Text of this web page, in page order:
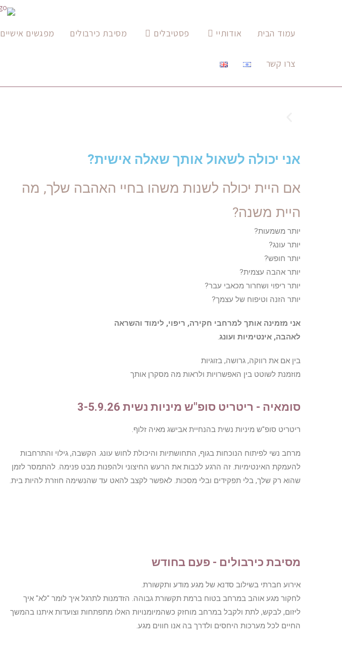
עמוד הבית אודותיי פסטיבלים מסיבת כירבולים מפגשים אישיים
צרו קשר
אני יכולה לשאול אותך שאלה אישית?
אם היית יכולה לשנות משהו בחיי האהבה שלך, מה
היית משנה?
יותר משמעות?
יותר עונג?
יותר חופש?
יותר אהבה עצמית?
יותר ריפוי ושחרור מכאבי עבר?
יותר הזנה וטיפוח של עצמך?
אני מזמינה אותך למרחבי חקירה, ריפוי, לימוד והשראה
לאהבה, אינטימיות ועונג.
בין אם את רווקה, גרושה, בזוגיות
מוזמנת לשוטט בין האפשרויות ולראות מה מסקרן אותך
סומאיה - ריטריט סופ"ש מיניות נשית 3-5.9.26
ריטריט סופ"ש מיניות נשית בהנחיית אבישג מאיה זלוף.
מרחב נשי לפיתוח הנוכחות בגוף, התחושתיות והיכולת לחוש עונג. הקשבה, גילוי והתרחבות
להעמקת האינטימיות. זה הרגע לכבות את הרעש החיצוני ולהפנות מבט פנימה. להתמסר לזמן
שהוא רק שלך, בלי תפקידים ובלי מסכות. לאפשר לקצב להאט עד שהנשימה חוזרת להיות בית.
מסיבת כירבולים - פעם בחודש
אירוע חברתי בשילוב סדנא של מגע מודע ותקשורת.
לחקור מגע אוהב במרחב בטוח ברמת תקשורת גבוהה. הזדמנות לתרגל איך לומר "לא" איך
ליזום, לבקש, לתת ולקבל במרחב מוחזק כשהמיומנויות האלו מתפתחות וצועדות איתנו בהמשך
החיים לכל מערכות היחסים ולדרך בה אנו חווים מגע.